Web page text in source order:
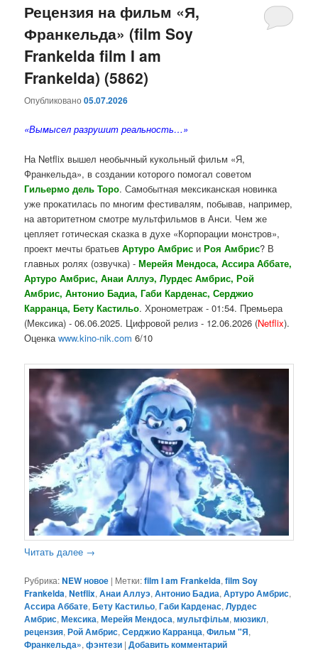
основному
содержимому
дополнительному
содержимому
Рецензия на фильм «Я,
Франкельда» (film Soy
Frankelda film I am
Frankelda) (5862)
Опубликовано05.07.2026
«Вымысел разрушит реальность…»
На Netflix вышел необычный кукольный фильм «Я,
Франкельда», в создании которого помогал советом
Гильермо дель Торо. Самобытная мексиканская новинка
уже прокатилась по многим фестивалям, побывав, например,
на авторитетном смотре мультфильмов в Анси. Чем же
цепляет готическая сказка в духе «Корпорации монстров»,
проект мечты братьевАртуро Амбрис иРоя Амбрис? В
главных ролях (озвучка) -Мерейя Мендоса, Ассира Аббате,
Артуро Амбрис, Анаи Аллуэ, Лурдес Амбрис, Рой
Амбрис, Антонио Бадиа, Габи Карденас, Серджио
Карранца, Бету Кастильо. Хронометраж - 01:54. Премьера
(Мексика) - 06.06.2025. Цифровой релиз - 12.06.2026 (Netflix).
Оценкаwww.kino-nik.com 6/10
Читать далее →
Рубрика:NEW новое | Метки:film I am Frankelda,film Soy
Frankelda,Netflix,Анаи Аллуэ,Антонио Бадиа,Артуро Амбрис,
Ассира Аббате,Бету Кастильо,Габи Карденас,Лурдес
Амбрис,Мексика,Мерейя Мендоса,мультфільм,мюзикл,
рецензия,Рой Амбрис,Серджио Карранца,Фильм "Я,
Франкельда»,фэнтези |Добавить комментарий